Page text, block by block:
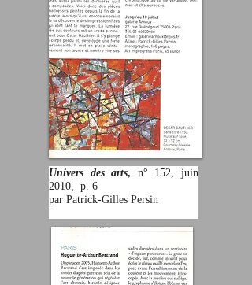
Univers des arts, n° 152,juin
2010, p. 6
par Patrick-Gilles Persin